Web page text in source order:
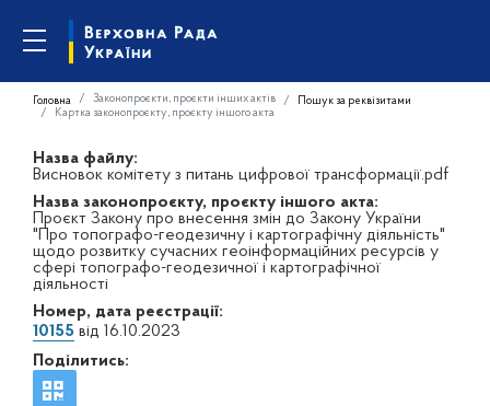
Головна Законопроєкти, проєкти інших актів
Пошук за реквізитами
Картка законопроєкту, проєкту іншого акта
Назва файлу:
Висновок комітету з питань цифрової трансформації.pdf
Назва законопроєкту, проєкту іншого акта:
Проєкт Закону про внесення змін до Закону України
"Про топографо-геодезичну і картографічну діяльність"
щодо розвитку сучасних геоінформаційних ресурсів у
сфері топографо-геодезичної і картографічної
діяльності
Номер, дата реєстрації:
10155 від 16.10.2023
Поділитись: